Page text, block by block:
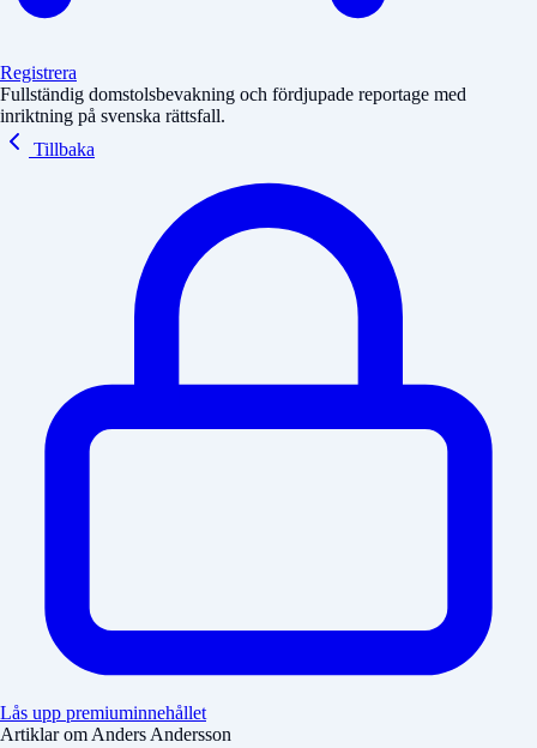
Registrera
Fullständig domstolsbevakning och fördjupade reportage med
inriktning på svenska rättsfall.
Tillbaka
Lås upp premiuminnehållet
Artiklar om Anders Andersson